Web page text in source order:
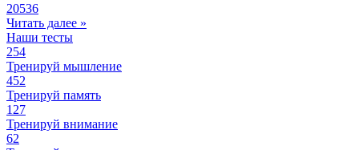
20536
Читать далее »
Наши тесты
254
Тренируй мышление
452
Тренируй память
127
Тренируй внимание
62